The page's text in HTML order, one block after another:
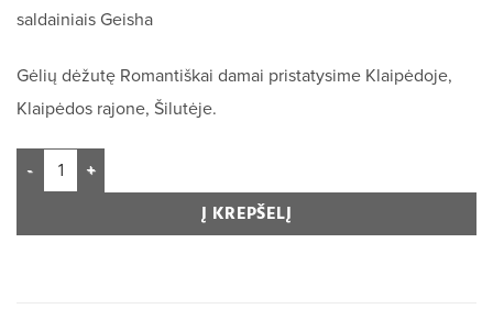
saldainiais Geisha
Gėlių dėžutę Romantiškai damai pristatysime Klaipėdoje,
Klaipėdos rajone, Šilutėje.
Į KREPŠELĮ